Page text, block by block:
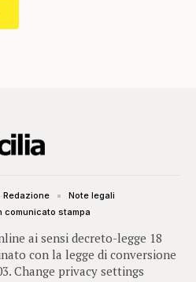
ai sensi decreto-legge 18
con la legge di conversione
Change privacy settings
Redazione
Note legali
comunicato stampa